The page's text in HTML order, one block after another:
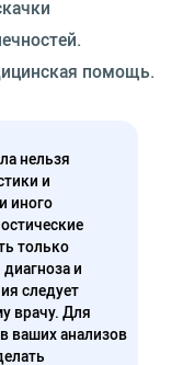
помощь.
нельзя
и
иного
только
и
следует
врачу. Для
ваших анализов